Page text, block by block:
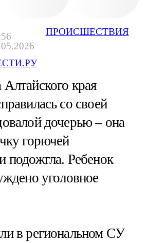
ПРОИСШЕСТВИЯ
края
со своей
дочерью – она
горючей
подожгла. Ребенок
уголовное
в региональном СУ